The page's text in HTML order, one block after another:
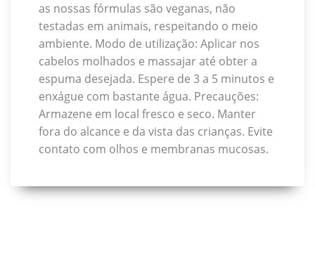
as nossas fórmulas são veganas, não
testadas em animais, respeitando o meio
ambiente. Modo de utilização: Aplicar nos
cabelos molhados e massajar até obter a
espuma desejada. Espere de 3 a 5 minutos e
enxágue com bastante água. Precauções:
Armazene em local fresco e seco. Manter
fora do alcance e da vista das crianças. Evite
contato com olhos e membranas mucosas.